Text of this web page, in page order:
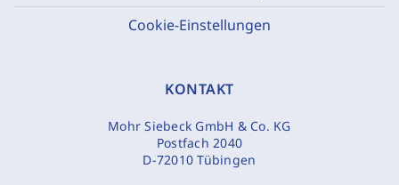
Cookie-Einstellungen
KONTAKT
Mohr Siebeck GmbH & Co. KG
Postfach 2040
D-72010 Tübingen